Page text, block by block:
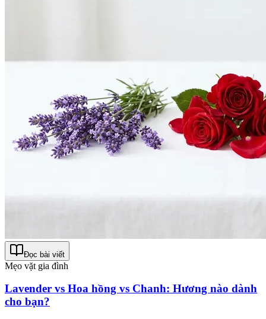
Đọc bài viết
Mẹo vặt gia đình
Lavender vs Hoa hồng vs Chanh: Hương nào dành
cho bạn?